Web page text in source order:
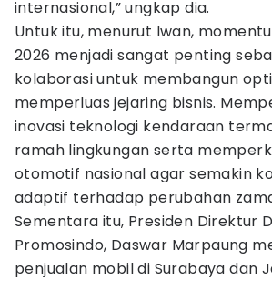
internasional,” ungkap dia.
Untuk itu, menurut Iwan,
2026 menjadi sangat penting
kolaborasi untuk membangun
memperluas jejaring bisnis.
inovasi teknologi kendaraan
ramah lingkungan serta
otomotif nasional agar semakin
adaptif terhadap perubahan
Sementara itu, Presiden Direktur
Promosindo, Daswar Marpaung
penjualan mobil di Surabaya dan